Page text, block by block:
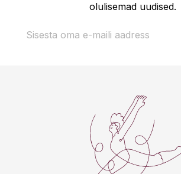
olulisemad uudised.